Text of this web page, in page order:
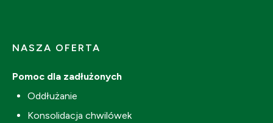
NASZA OFERTA
Pomoc dla zadłużonych
Oddłużanie
Konsolidacja chwilówek